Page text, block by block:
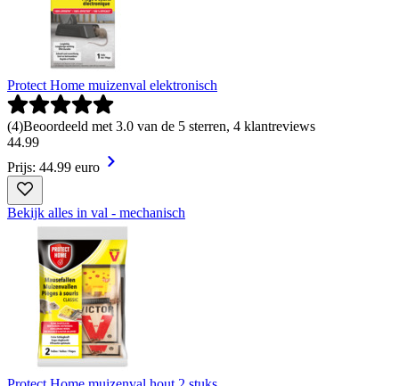
Protect Home muizenval elektronisch
(4)Beoordeeld met 3.0 van de 5 sterren, 4 klantreviews
44.99
Prijs: 44.99 euro
Bekijk alles in val - mechanisch